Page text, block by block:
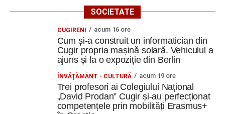
SOCIETATE
CUGIRENI acum 16 ore
Cum și-a construit un informatician din
Cugir propria mașină solară. Vehiculul a
ajuns și la o expoziție din Berlin
ÎNVĂŢĂMÂNT - CULTURĂ acum 19 ore
Trei profesori ai Colegiului Național
„David Prodan” Cugir și-au perfecționat
competențele prin mobilități Erasmus+